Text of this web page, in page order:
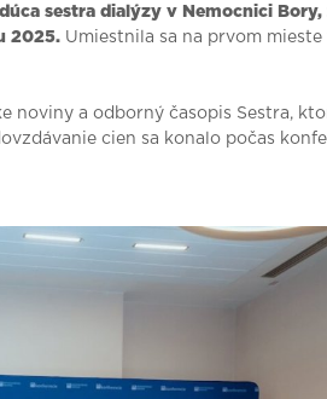
sestra dialýzy v Nemocnici Bory,
2025. Umiestnila sa na prvom
noviny a odborný časopis Sestra,
cien sa konalo počas